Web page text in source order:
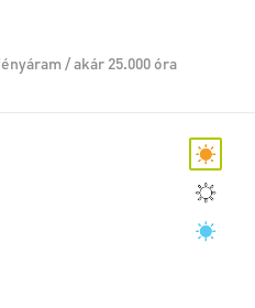
/ akár 25.000 óra